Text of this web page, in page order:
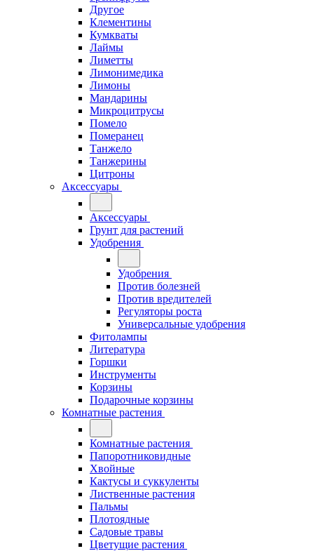
Другое
Клементины
Кумкваты
Лаймы
Лиметты
Лимонимедика
Лимоны
Мандарины
Микроцитрусы
Помело
Померанец
Танжело
Танжерины
Цитроны
Аксессуары
Аксессуары
Грунт для растений
Удобрения
Удобрения
Против болезней
Против вредителей
Регуляторы роста
Универсальные удобрения
Фитолампы
Литература
Горшки
Инструменты
Корзины
Подарочные корзины
Комнатные растения
Комнатные растения
Папоротниковидные
Хвойные
Кактусы и суккуленты
Лиственные растения
Пальмы
Плотоядные
Садовые травы
Цветущие растения